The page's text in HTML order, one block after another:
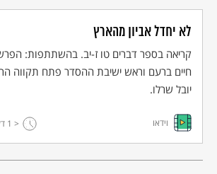
לא יחדל אביון מהארץ
קריאה בספר דברים טו ז-יב. בהשתתפות:
חיים ברעם וראש ישיבת ההסדר פתח תקווה
יובל שרלו.
וידאו < 1